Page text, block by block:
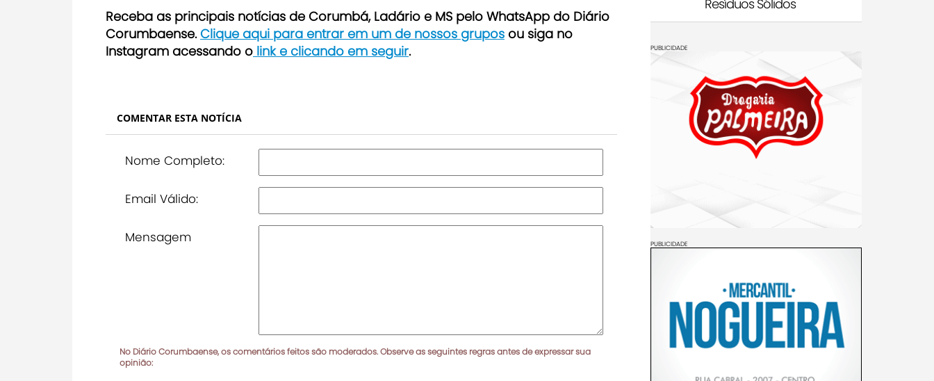
Receba as principais notícias de Corumbá, Ladário e MS pelo WhatsApp do Diário
Corumbaense.Clique aqui para entrar em um de nossos grupos ou siga no
Instagram acessando o link e clicando em seguir.
COMENTAR ESTA NOTÍCIA
Nome Completo:
Email Válido:
Mensagem
No Diário Corumbaense, os comentários feitos são moderados. Observe as seguintes regras antes de expressar sua
opinião:
Resíduos Sólidos
PUBLICIDADE
PUBLICIDADE